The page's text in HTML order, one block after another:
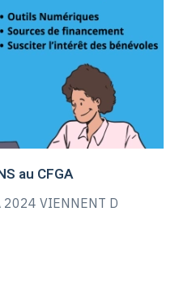
au CFGA
2024 VIENNENT D